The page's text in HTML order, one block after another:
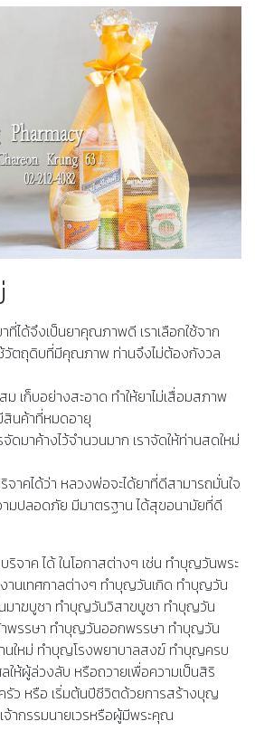
าที่ได้จึงเป็นยาคุณภาพดี เราเลือกใช้จาก
ช้วัตถุดิบที่มีคุณภาพ ท่านจึงไม่ต้องกังวล
ม เก็บอย่างสะอาด ทำให้ยาไม่เสื่อมสภาพ
สินค้าที่หมดอายุ
ดมาค้างไว้จำนวนมาก เราจัดให้ท่านสดใหม่
จาคได้ว่า หลวงพ่อจะได้ยาที่ดี​สามารถมั่นใจ
มปลอดภัย มีมาตรฐาน ได้สุขอนามัยที่ดี
จาค ได้ ในโอกาสต่างๆ เช่น ทำบุญวันพระ
านเทศกาลต่างๆ ทำบุญวันเกิด ทำบุญวัน
าฆบูชา ทำบุญวันวิสาขบูชา ทำบุญวัน
พรรษา ทำบุญวันออกพรรษา ทำบุญวัน
ใหม่ ทำบุญโรงพยาบาลสงฆ์ ทำบุญครบ
ห้ผู้ล่วงลับ หรือถวายเพื่อความเป็นสิริ
รัว หรือ เริ่มต้นปีชีวิตด้วยการสร้างบุญ
ากรรมนายเวรหรือผู้มีพระคุณ